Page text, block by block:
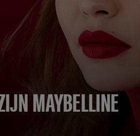
MAYBELLINE